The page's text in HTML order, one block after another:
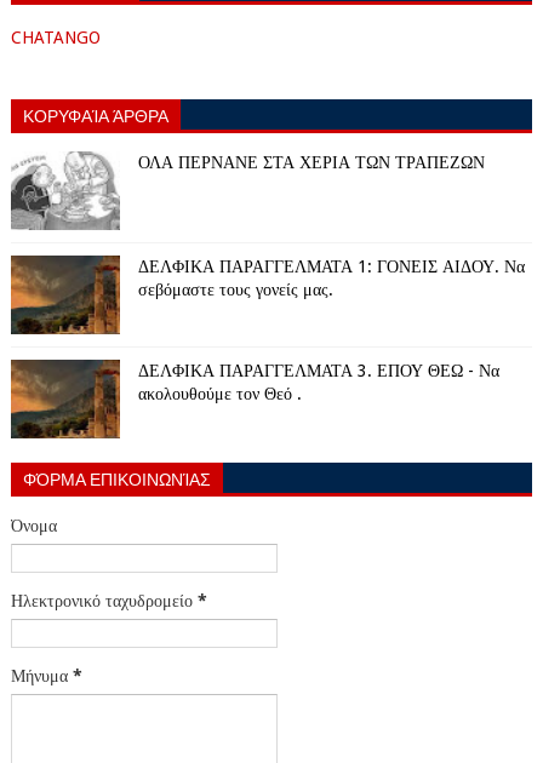
CHATANGO
ΚΟΡΥΦΑΊΑ ΆΡΘΡΑ
ΟΛΑ ΠΕΡΝΑΝΕ ΣΤΑ ΧΕΡΙΑ ΤΩΝ ΤΡΑΠΕΖΩΝ
ΔΕΛΦΙΚΑ ΠΑΡΑΓΓΕΛΜΑΤΑ 1: ΓΟΝΕΙΣ ΑΙΔΟΥ. Να
σεβόμαστε τους γονείς μας.
ΔΕΛΦΙΚΑ ΠΑΡΑΓΓΕΛΜΑΤΑ 3. ΕΠΟΥ ΘΕΩ - Να
ακολουθούμε τον Θεό .
ΦΌΡΜΑ ΕΠΙΚΟΙΝΩΝΊΑΣ
Όνομα
Ηλεκτρονικό ταχυδρομείο *
Μήνυμα *